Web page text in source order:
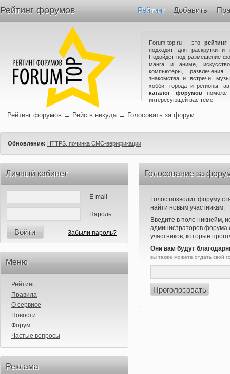
Рейтинг форумов Рейтинг Добавить
Forum-top.ru - это
подходит для раскрутки и
Подойдет под размещение
манга и аниме,
компьютеры,
знакомства и встречи,
хобби, города и регионы,
каталог форумов
интересующей вас теме.
Рейтинг форумов → Рейс в никуда → Голосовать за форум
Обновление: HTTPS, починка СМС-верификации
Личный кабинет
E-mail
Пароль
Войти Забыли пароль?
Меню
Рейтинг
Правила
О сервисе
Новости
Форум
Частые вопросы
Реклама
Голосование за
Голос позволит форуму
найти новым участникам.
Введите в поле никнейм,
администраторов форума
участников, которые
Они вам будут
вы также можете отдать свой